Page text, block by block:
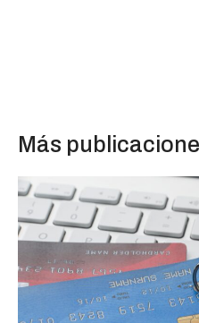
Más